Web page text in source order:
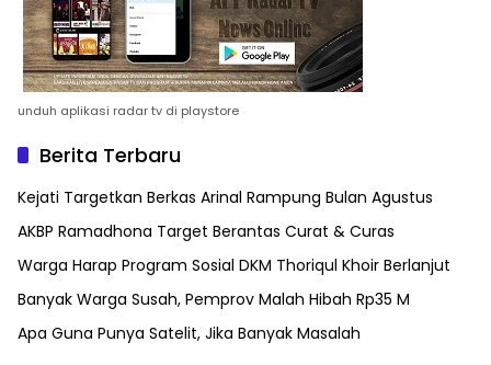
unduh aplikasi radar tv di playstore
Berita Terbaru
Kejati Targetkan Berkas Arinal Rampung Bulan Agustus
AKBP Ramadhona Target Berantas Curat & Curas
Warga Harap Program Sosial DKM Thoriqul Khoir Berlanjut
Banyak Warga Susah, Pemprov Malah Hibah Rp35 M
Apa Guna Punya Satelit, Jika Banyak Masalah